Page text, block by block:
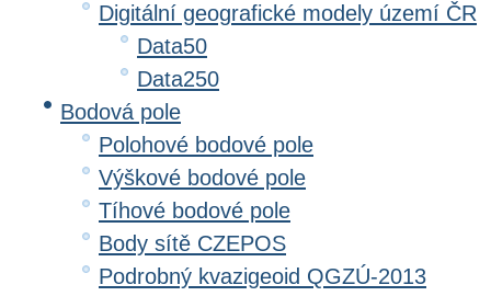
Digitální geografické modely území ČR
Data50
Data250
Bodová pole
Polohové bodové pole
Výškové bodové pole
Tíhové bodové pole
Body sítě CZEPOS
Podrobný kvazigeoid QGZÚ-2013